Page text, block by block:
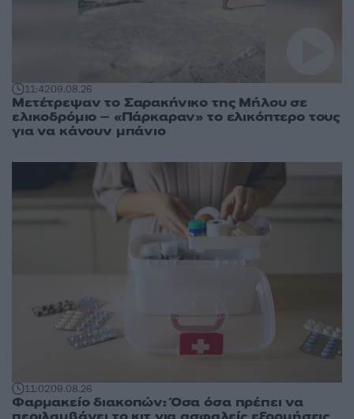
11:4209.08.26
Μετέτρεψαν το Σαρακήνικο της Μήλου σε
ελικοδρόμιο – «Πάρκαραν» το ελικόπτερο τους
για να κάνουν μπάνιο
11:0209.08.26
Φαρμακείο διακοπών: Όσα όσα πρέπει να